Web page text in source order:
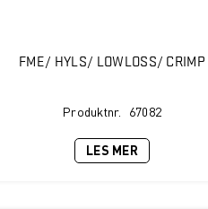
FME/ HYLS/ LOWLOSS/ CRIMP
Produktnr. 67082
LES MER